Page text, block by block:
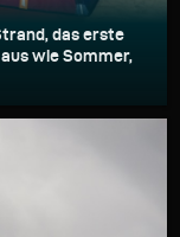
das erste
wie Sommer,